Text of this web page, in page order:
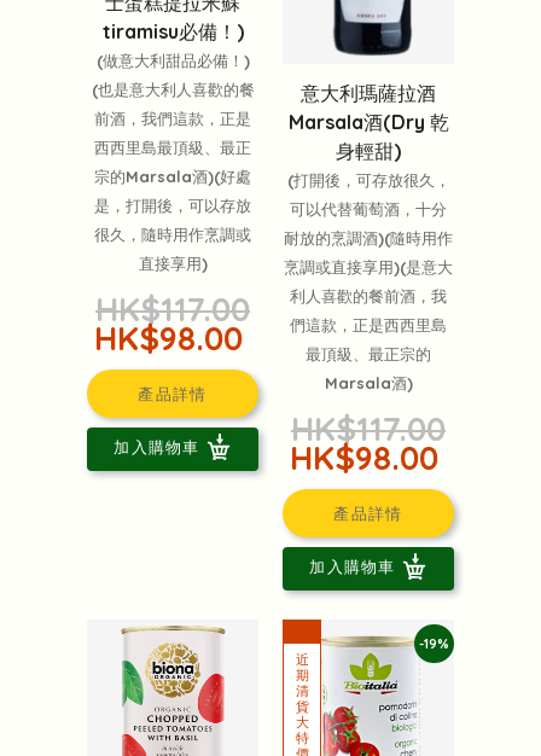
tiramisu必備！)
(做意大利甜品必備！)
(也是意大利人喜歡的餐
前酒，我們這款，正是
西西里島最頂級、最正
宗的Marsala酒)(好處
是，打開後，可以存放
很久，隨時用作烹調或
直接享用)
HK$117.00
HK$98.00
產品詳情
加入購物車
意大利瑪薩拉酒
Marsala酒(Dry 乾
身輕甜)
(打開後，可存放很久，
可以代替葡萄酒，十分
耐放的烹調酒)(隨時用作
烹調或直接享用)(是意大
利人喜歡的餐前酒，我
們這款，正是西西里島
最頂級、最正宗的
Marsala酒)
HK$117.00
HK$98.00
產品詳情
加入購物車
-19%